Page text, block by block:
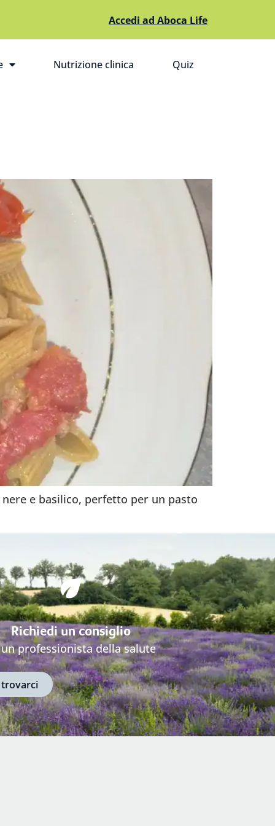
Accedi ad Aboca Life
il sottomenùNutrizione clinica Quiz
e basilico, perfetto per un pasto
Richiedi un consiglio
professionista della salute
trovarci